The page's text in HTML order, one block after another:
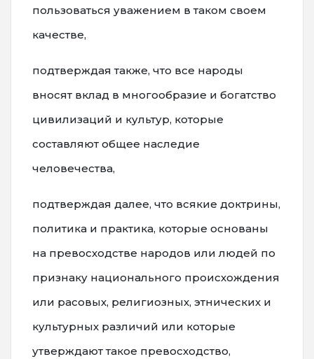
пользоваться уважением в таком своем
качестве,
подтверждая также, что все народы
вносят вклад в многообразие и богатство
цивилизаций и культур, которые
составляют общее наследие
человечества,
подтверждая далее, что всякие доктрины,
политика и практика, которые основаны
на превосходстве народов или людей по
признаку национального происхождения
или расовых, религиозных, этнических и
культурных различий или которые
утверждают такое превосходство,